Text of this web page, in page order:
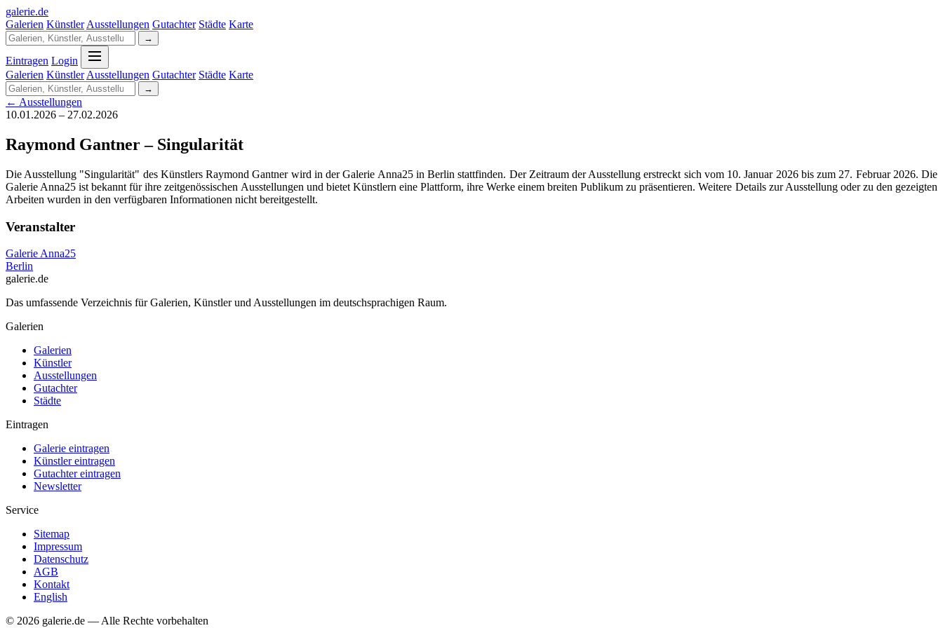
galerie.de
Galerien Künstler Ausstellungen Gutachter Städte Karte
→
Eintragen Login
Galerien Künstler Ausstellungen Gutachter Städte Karte
→
← Ausstellungen
10.01.2026 – 27.02.2026
Raymond Gantner – Singularität
Die Ausstellung "Singularität" des Künstlers Raymond Gantner wird in der Galerie Anna25 in Berlin stattfinden. Der Zeitraum der Ausstellung erstreckt sich vom 10. Januar 2026 bis zum 27. Februar 2026. Die
Galerie Anna25 ist bekannt für ihre zeitgenössischen Ausstellungen und bietet Künstlern eine Plattform, ihre Werke einem breiten Publikum zu präsentieren. Weitere Details zur Ausstellung oder zu den gezeigten
Arbeiten wurden in den verfügbaren Informationen nicht bereitgestellt.
Veranstalter
Galerie Anna25
Berlin
galerie.de
Das umfassende Verzeichnis für Galerien, Künstler und Ausstellungen im deutschsprachigen Raum.
Galerien
Galerien
Künstler
Ausstellungen
Gutachter
Städte
Eintragen
Galerie eintragen
Künstler eintragen
Gutachter eintragen
Newsletter
Service
Sitemap
Impressum
Datenschutz
AGB
Kontakt
English
© 2026 galerie.de — Alle Rechte vorbehalten